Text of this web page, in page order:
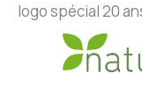
logo spécial 20